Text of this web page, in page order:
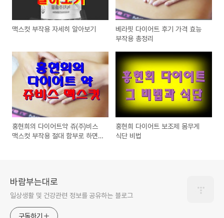
맥스컷 부작용 자세히 알아보기
베라핏 다이어트 후기 가격 효능
부작용 총정리
홍현희의 다이어트약 쥬(주)비스
맥스컷 부작용 절대 함부로 하면
홍현희 다이어트 보조제 몸무게
식단 비법
바람부는대로
일상생활 및 건강관련 정보를 공유하는 블로그
구독하기